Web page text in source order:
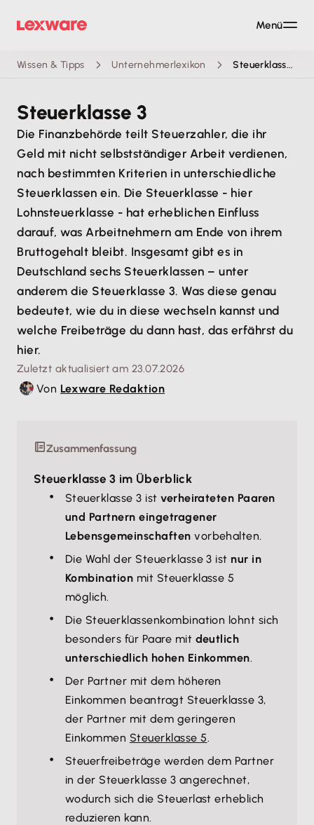
Wissen & Tipps Unternehmerlexikon Steuerklasse 3
Steuerklasse 3
Die Finanzbehörde teilt Steuerzahler, die ihr
Geld mit nicht selbstständiger Arbeit verdienen,
nach bestimmten Kriterien in unterschiedliche
Steuerklassen ein. Die Steuerklasse - hier
Lohnsteuerklasse - hat erheblichen Einfluss
darauf, was Arbeitnehmern am Ende von ihrem
Bruttogehalt bleibt. Insgesamt gibt es in
Deutschland sechs Steuerklassen – unter
anderem die Steuerklasse 3. Was diese genau
bedeutet, wie du in diese wechseln kannst und
welche Freibeträge du dann hast, das erfährst du
hier.
Zuletzt aktualisiert am 23.07.2026
Von Lexware Redaktion
Zusammenfassung
Steuerklasse 3 im Überblick
Steuerklasse 3 istverheirateten Paaren
und Partnern eingetragener
Lebensgemeinschaften vorbehalten.
Die Wahl der Steuerklasse 3 ist nur in
Kombination mit Steuerklasse 5
möglich.
Die Steuerklassenkombination lohnt sich
besonders für Paare mit deutlich
unterschiedlich hohen Einkommen.
Der Partner mit dem höheren
Einkommen beantragt Steuerklasse 3,
der Partner mit dem geringeren
Einkommen Steuerklasse 5.
Steuerfreibeträge werden dem Partner
in der Steuerklasse 3 angerechnet,
wodurch sich die Steuerlast erheblich
reduzieren kann.
Menü